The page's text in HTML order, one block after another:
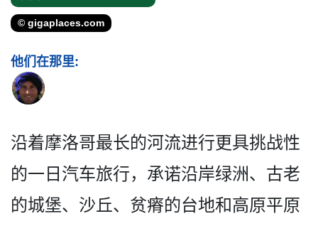
© gigaplaces.com
他们在那里:
沿着摩洛哥最长的河流进行更­具挑战性
的一日汽车旅行，承诺沿岸绿洲、古老
的城堡­、沙丘、贫瘠的台地和高原平原